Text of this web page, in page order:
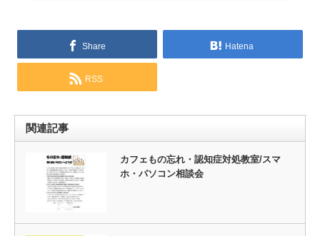
Share Hatena
RSS
関連記事
カフェもの忘れ・認知症対処教室/スマ
ホ・パソコン相談会